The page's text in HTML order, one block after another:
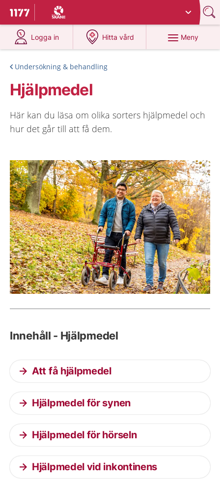
Till startsidan för 1177
Du har valt region
Logga in
på 1177.se
Hitta vård
på 1177.se
Meny
Undersökning & behandling
Hjälpmedel
Här kan du läsa om olika sorters hjälpmedel och
hur det går till att få dem.
Innehåll - Hjälpmedel
Att få hjälpmedel
Hjälpmedel för synen
Hjälpmedel för hörseln
Hjälpmedel vid inkontinens